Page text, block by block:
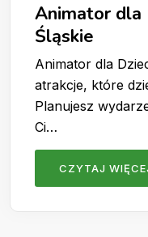
Animator dla
Śląskie
Animator dla
atrakcje, które
Planujesz
Ci…
CZYTAJ